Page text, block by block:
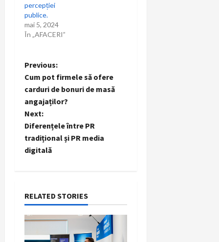
percepției
publice.
mai 5, 2024
În „AFACERI”
P
o
s
t
n
v
i
g
Previous:
Cum pot firmele să ofere
carduri de bonuri de masă
angajaților?
Next:
Diferențele între PR
tradițional și PR media
digitală
RELATED STORIES